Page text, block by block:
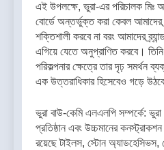
এই উপলক্ষে, ভুরা-এর পরিচালক মিঃ
বোর্ডে অন্তর্ভুক্ত করা কেবল আমাদের
শক্তিশালী করবে না বরং আমাদের
এগিয়ে যেতে অনুপ্রাণিত করবে।
পরিকল্পনার ক্ষেত্রে তার দৃঢ় সমর্থন
এক উত্তরাধিকার হিসেবেও গড়ে
ভুরা বাউ-কেমি এলএলপি সম্পর্কে: ভুরা
প্রতিষ্ঠান এবং উচ্চমানের
রয়েছে টাইলস, স্টোন অ্যাডহেসিভস,